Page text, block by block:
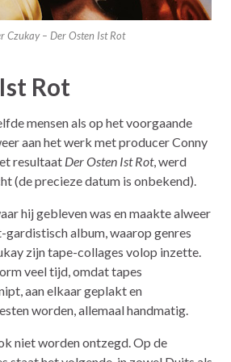
Czukay – Der Osten Ist Rot
Rot
mensen als op het voorgaande
aan het werk met producer Conny
resultaat Der Osten Ist Rot, werd
(de precieze datum is onbekend).
hij gebleven was en maakte alweer
gardistisch album, waarop genres
zijn tape-collages volop inzette.
veel tijd, omdat tapes
aan elkaar geplakt en
worden, allemaal handmatig.
niet worden ontzegd. Op de